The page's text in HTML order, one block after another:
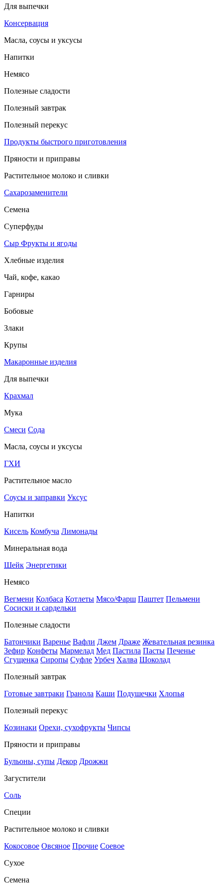
Для выпечки
Консервация
Масла, соусы и уксусы
Напитки
Немясо
Полезные сладости
Полезный завтрак
Полезный перекус
Продукты быстрого приготовления
Пряности и приправы
Растительное молоко и сливки
Сахарозаменители
Семена
Суперфуды
Сыр Фрукты и ягоды
Хлебные изделия
Чай, кофе, какао
Гарниры
Бобовые
Злаки
Крупы
Макаронные изделия
Для выпечки
Крахмал
Мука
Смеси Сода
Масла, соусы и уксусы
ГХИ
Растительное масло
Соусы и заправки Уксус
Напитки
Кисель Комбуча Лимонады
Минеральная вода
Шейк Энергетики
Немясо
Вегмени Колбаса Котлеты Мясо/Фарш Паштет Пельмени
Сосиски и сардельки
Полезные сладости
Батончики Варенье Вафли Джем Драже Жевательная резинка
Зефир Конфеты Мармелад Мед Пастила Пасты Печенье
Сгущенка Сиропы Суфле Урбеч Халва Шоколад
Полезный завтрак
Готовые завтраки Гранола Каши Подушечки Хлопья
Полезный перекус
Козинаки Орехи, сухофрукты Чипсы
Пряности и приправы
Бульоны, супы Декор Дрожжи
Загустители
Соль
Специи
Растительное молоко и сливки
Кокосовое Овсяное Прочие Соевое
Сухое
Семена